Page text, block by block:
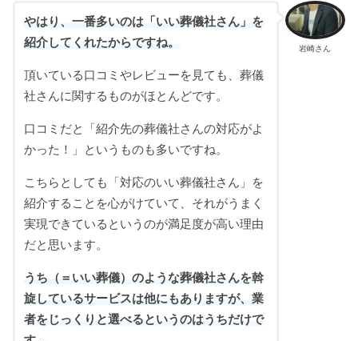
岩崎さん
やはり、一番多いのは「いい葬儀社さん」を
紹介してくれたからですね。
頂いている口コミやレビューを見ても、葬儀
社さんに関するものがほとんどです。
口コミだと「紹介先の葬儀社さんの対応がよ
かった！」というものも多いですね。
こちらとしても「対応のいい葬儀社さん」を
紹介することを心がけていて、それがうまく
実現できているというのが満足度が高い理由
だと思います。
うち（＝いい葬儀）のような葬儀社さんを斡
旋しているサービスは他にもありますが、業
者をじっくりと選べるというのはうちだけで